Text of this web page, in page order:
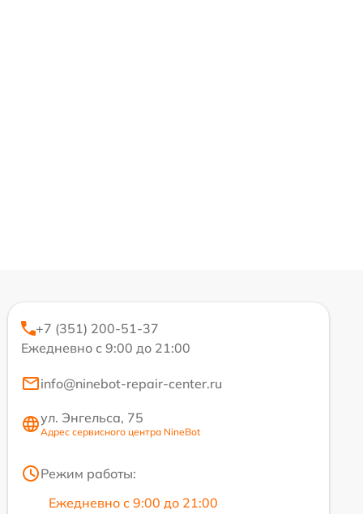
+7 (351) 200-51-37
Ежедневно с 9:00 до 21:00
info@ninebot-repair-center.ru
ул. Энгельса, 75
Адрес сервисного центра NineBot
Режим работы:
Ежедневно с 9:00 до 21:00